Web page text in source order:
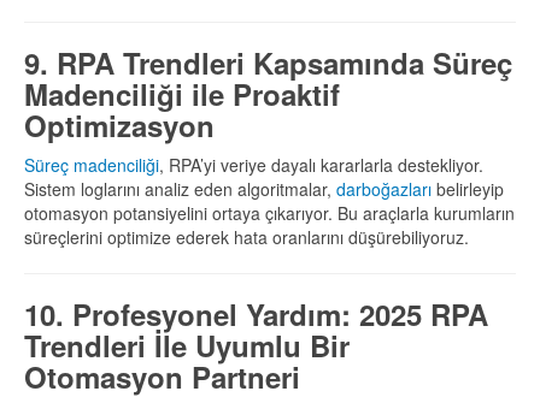
9. RPA Trendleri Kapsamında Süreç
Madenciliği ile Proaktif
Optimizasyon
Süreç madenciliği, RPA’yi veriye dayalı kararlarla destekliyor.
Sistem loglarını analiz eden algoritmalar, darboğazları belirleyip
otomasyon potansiyelini ortaya çıkarıyor. Bu araçlarla kurumların
süreçlerini optimize ederek hata oranlarını düşürebiliyoruz.
10. Profesyonel Yardım: 2025 RPA
Trendleri İle Uyumlu Bir
Otomasyon Partneri